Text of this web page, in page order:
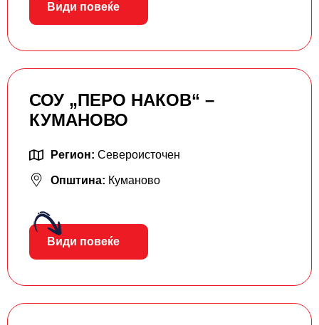
Види повеќе
СОУ „ПЕРО НАКОВ“ –
КУМАНОВО
Регион: Североисточен
Општина: Куманово
Види повеќе